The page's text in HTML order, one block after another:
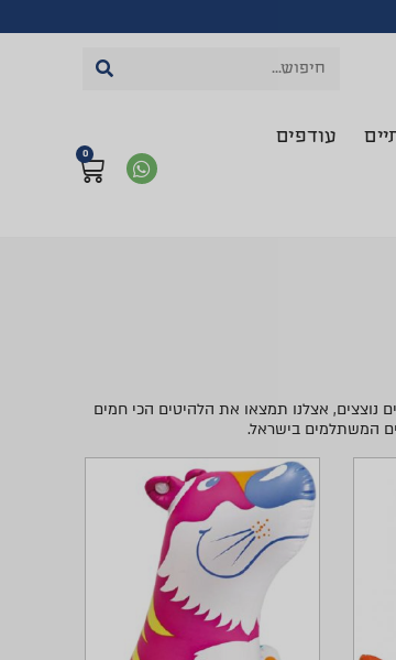
עודפים
0
נוצצים, אצלנו תמצאו את הלהיטים הכי חמים
המשתלמים בישראל.